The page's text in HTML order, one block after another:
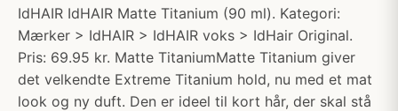
IdHAIR IdHAIR Matte Titanium (90 ml). Kategori:
Mærker > IdHAIR > IdHAIR voks > IdHair Original.
Pris: 69.95 kr. Matte TitaniumMatte Titanium giver
det velkendte Extreme Titanium hold, nu med et mat
look og ny duft. Den er ideel til kort hår, der skal stå